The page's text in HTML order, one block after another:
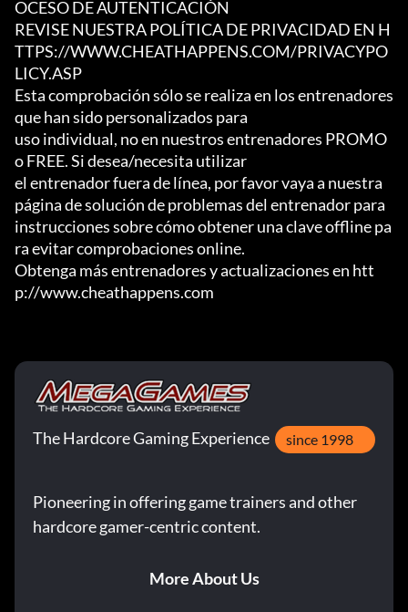
OCESO DE AUTENTICACIÓN
REVISE NUESTRA POLÍTICA DE PRIVACIDAD EN H
TTPS://WWW.CHEATHAPPENS.COM/PRIVACYPO
LICY.ASP
Esta comprobación sólo se realiza en los entrenadores
que han sido personalizados para
uso individual, no en nuestros entrenadores PROMO
o FREE. Si desea/necesita utilizar
el entrenador fuera de línea, por favor vaya a nuestra
página de solución de problemas del entrenador para
instrucciones sobre cómo obtener una clave offline pa
ra evitar comprobaciones online.
Obtenga más entrenadores y actualizaciones en htt
p://www.cheathappens.com
The Hardcore Gaming Experience since 1998
Pioneering in offering game trainers and other
hardcore gamer-centric content.
More About Us